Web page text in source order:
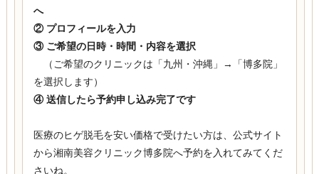
へ
② プロフィールを入力
③ ご希望の日時・時間・内容を選択
（ご希望のクリニックは「九州・沖縄」→「博多院」
を選択します）
④ 送信したら予約申し込み完了です
医療のヒゲ脱毛を安い価格で受けたい方は、公式サイト
から湘南美容クリニック博多院へ予約を入れてみてくだ
さいね。